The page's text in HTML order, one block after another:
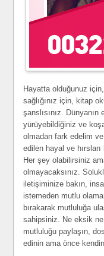
Hayatta olduğunuz
sağlığınız için, kitap
şanslısınız.
yürüyebildiğiniz ve
olmadan fark edelim
edilen hayal ve
Her şey olabilirsiniz
olmayacaksınız.
iletişiminize bakın,
istemeden mutlu
bırakarak mutluluğa
sahipsiniz. Ne eksik
mutluluğu paylaşın,
edinin ama önce